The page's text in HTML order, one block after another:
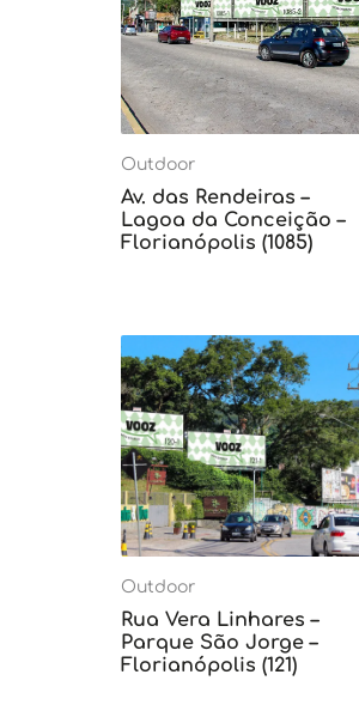
Outdoor
Av. das Rendeiras –
Lagoa da Conceição –
Florianópolis (1085)
Outdoor
Rua Vera Linhares –
Parque São Jorge –
Florianópolis (121)